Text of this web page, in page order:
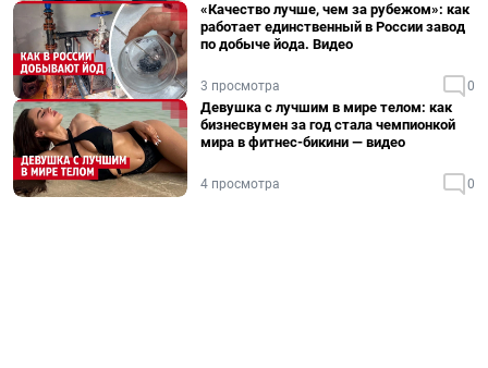
«Качество лучше, чем за рубежом»: как
работает единственный в России завод
по добыче йода. Видео
3 просмотра 0
Девушка с лучшим в мире телом: как
бизнесвумен за год стала чемпионкой
мира в фитнес-бикини — видео
4 просмотра 0